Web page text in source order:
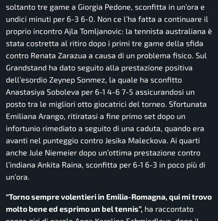
soltanto tre game a Giorgia Pedone, sconfitta in un’ora e
undici minuti per 6-3 6-0. Non ce l’ha fatta a continuare il
proprio incontro Ajla Tomljanovic: la tennista australiana è
stata costretta al ritiro dopo i primi tre game della sfida
contro Renata Zarazua a causa di un problema fisico. Sul
Grandstand ha dato seguito alla prestazione positiva
dell’esordio Zeynep Sonmez, la quale ha sconfitto
Anastasiya Soboleva per 6-1 4-6 7-5 assicurandosi un
posto tra le migliori otto giocatrici del torneo. Sfortunata
Emiliana Arango, ritiratasi a fine primo set dopo un
infortunio rimediato a seguito di una caduta, quando era
avanti nel punteggio contro Jesika Maleckova. Ai quarti
anche Jule Niemeier dopo un’ottima prestazione contro
l’indiana Ankita Raina, sconfitta per 6-1 6-3 in poco più di
un’ora.
“Torno sempre volentieri in Emilia-Romagna, qui mi trovo
molto bene ed esprimo un bel tennis”, ha raccontato